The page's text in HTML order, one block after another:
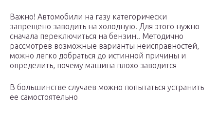
Важно! Автомобили на газу категорически
запрещено заводить на холодную. Для этого нужно
сначала переключиться на бензин!. Методично
рассмотрев возможные варианты неисправностей,
можно легко добраться до истинной причины и
определить, почему машина плохо заводится
В большинстве случаев можно попытаться устранить
ее самостоятельно